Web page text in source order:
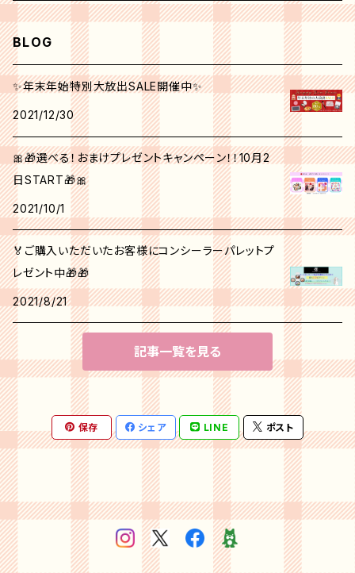
グリーン系
クリエイティブ ミー No.1
シンクピンクパレット
フォールフェスティバル
ウィンターベリーパレット
美白
角質ケア
日焼け止め
マスク
アイクリーム
BLOG
✨年末年始特別大放出SALE開催中✨
2021/12/30
🎀🎁選べる！おまけプレゼントキャンペーン！！10月2
日START🎁🎀
2021/10/1
🏅ご購入いただいたお客様にコンシーラーパレットプ
レゼント中🎁🎁
2021/8/21
記事一覧を見る
保存 シェア LINE ポスト